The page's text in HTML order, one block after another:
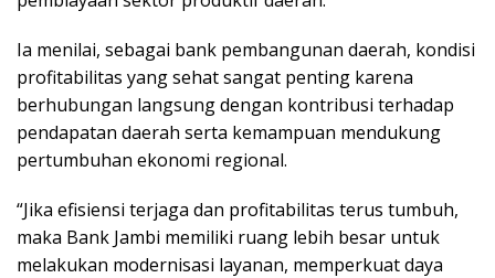
Ia menilai, sebagai bank pembangunan daerah, kondisi
profitabilitas yang sehat sangat penting karena
berhubungan langsung dengan kontribusi terhadap
pendapatan daerah serta kemampuan mendukung
pertumbuhan ekonomi regional.
“Jika efisiensi terjaga dan profitabilitas terus tumbuh,
maka Bank Jambi memiliki ruang lebih besar untuk
melakukan modernisasi layanan, memperkuat daya